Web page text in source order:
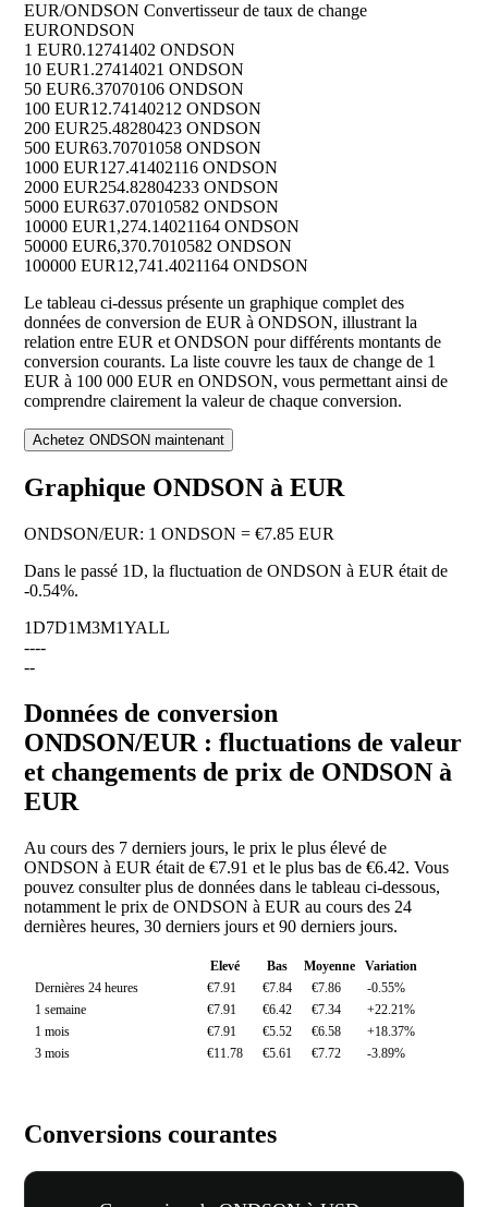
EUR/ONDSON Convertisseur de taux de change
EURONDSON
1 EUR0.12741402 ONDSON
10 EUR1.27414021 ONDSON
50 EUR6.37070106 ONDSON
100 EUR12.74140212 ONDSON
200 EUR25.48280423 ONDSON
500 EUR63.70701058 ONDSON
1000 EUR127.41402116 ONDSON
2000 EUR254.82804233 ONDSON
5000 EUR637.07010582 ONDSON
10000 EUR1,274.14021164 ONDSON
50000 EUR6,370.7010582 ONDSON
100000 EUR12,741.4021164 ONDSON
Le tableau ci-dessus présente un graphique complet des
données de conversion de EUR à ONDSON, illustrant la
relation entre EUR et ONDSON pour différents montants de
conversion courants. La liste couvre les taux de change de 1
EUR à 100 000 EUR en ONDSON, vous permettant ainsi de
comprendre clairement la valeur de chaque conversion.
Achetez ONDSON maintenant
Graphique ONDSON à EUR
ONDSON/EUR: 1 ONDSON = €7.85 EUR
Dans le passé 1D, la fluctuation de ONDSON à EUR était de
-0.54%.
1D7D1M3M1YALL
----
--
Données de conversion
ONDSON/EUR : fluctuations de valeur
et changements de prix de ONDSON à
EUR
Au cours des 7 derniers jours, le prix le plus élevé de
ONDSON à EUR était de €7.91 et le plus bas de €6.42. Vous
pouvez consulter plus de données dans le tableau ci-dessous,
notamment le prix de ONDSON à EUR au cours des 24
dernières heures, 30 derniers jours et 90 derniers jours.
Elevé Bas Moyenne
Variation
Dernières 24 heures
€7.91 €7.84 €7.86
-0.55%
1 semaine
€7.91 €6.42 €7.34
+22.21%
1 mois
€7.91 €5.52 €6.58
+18.37%
3 mois
€11.78 €5.61 €7.72 -3.89%
Conversions courantes